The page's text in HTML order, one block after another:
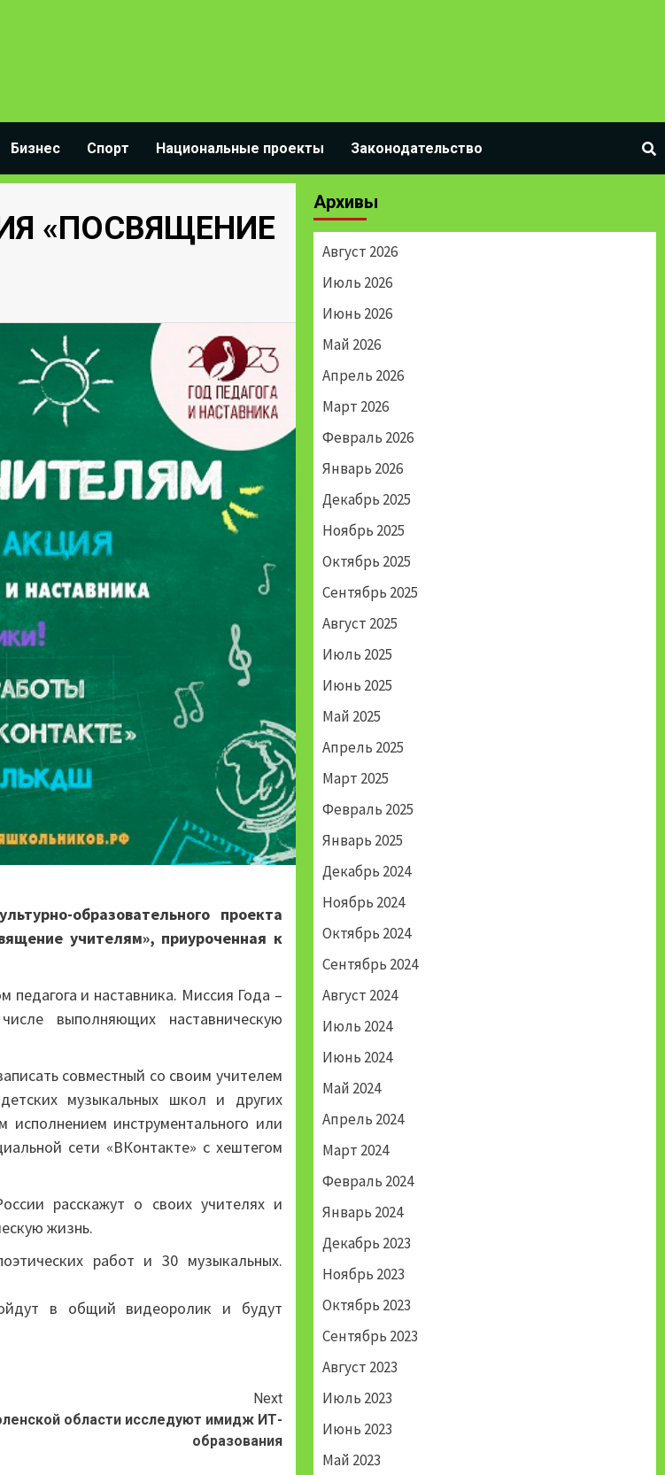
Бизнес Спорт Национальные проекты Законодательство
«ПОСВЯЩЕНИЕ
образовательного проекта
учителям», приуроченная к
и наставника. Миссия Года –
выполняющих наставническую
совместный со своим учителем
музыкальных школ и других
инструментального или
сети «ВКонтакте» с хештегом
расскажут о своих учителях и
жизнь.
работ и 30 музыкальных.
в общий видеоролик и будут
Next
области исследуют имидж ИТ-
образования
Архивы
Август 2026
Июль 2026
Июнь 2026
Май 2026
Апрель 2026
Март 2026
Февраль 2026
Январь 2026
Декабрь 2025
Ноябрь 2025
Октябрь 2025
Сентябрь 2025
Август 2025
Июль 2025
Июнь 2025
Май 2025
Апрель 2025
Март 2025
Февраль 2025
Январь 2025
Декабрь 2024
Ноябрь 2024
Октябрь 2024
Сентябрь 2024
Август 2024
Июль 2024
Июнь 2024
Май 2024
Апрель 2024
Март 2024
Февраль 2024
Январь 2024
Декабрь 2023
Ноябрь 2023
Октябрь 2023
Сентябрь 2023
Август 2023
Июль 2023
Июнь 2023
Май 2023